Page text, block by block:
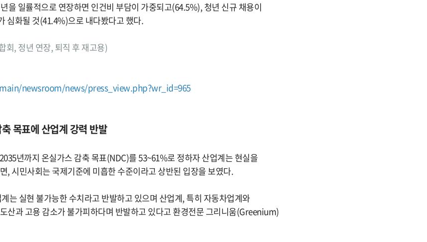
을 일률적으로 연장하면 인건비 부담이 가중되고(64.5%), 청년 신규 채용이
심화될 것(41.4%)으로 내다봤다고 했다.
, 정년 연장, 퇴직 후 재고용)
newsroom/news/press_view.php?wr_id=965
목표에 산업계 강력 반발
년까지 온실가스 감축 목표(NDC)를 53~61%로 정하자 산업계는 현실을
, 시민사회는 국제기준에 미흡한 수준이라고 상반된 입장을 보였다.
는 실현 불가능한 수치라고 반발하고 있으며 산업계, 특히 자동차업계와
산과 고용 감소가 불가피하다며 반발하고 있다고 환경전문 그리니움(Greenium)